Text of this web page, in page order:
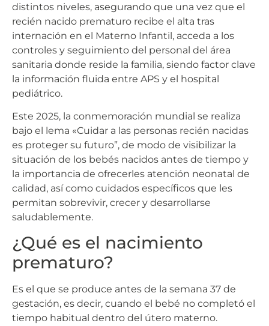
distintos niveles, asegurando que una vez que el
recién nacido prematuro recibe el alta tras
internación en el Materno Infantil, acceda a los
controles y seguimiento del personal del área
sanitaria donde reside la familia, siendo factor clave
la información fluida entre APS y el hospital
pediátrico.
Este 2025, la conmemoración mundial se realiza
bajo el lema «Cuidar a las personas recién nacidas
es proteger su futuro”, de modo de visibilizar la
situación de los bebés nacidos antes de tiempo y
la importancia de ofrecerles atención neonatal de
calidad, así como cuidados específicos que les
permitan sobrevivir, crecer y desarrollarse
saludablemente.
¿Qué es el nacimiento
prematuro?
Es el que se produce antes de la semana 37 de
gestación, es decir, cuando el bebé no completó el
tiempo habitual dentro del útero materno.